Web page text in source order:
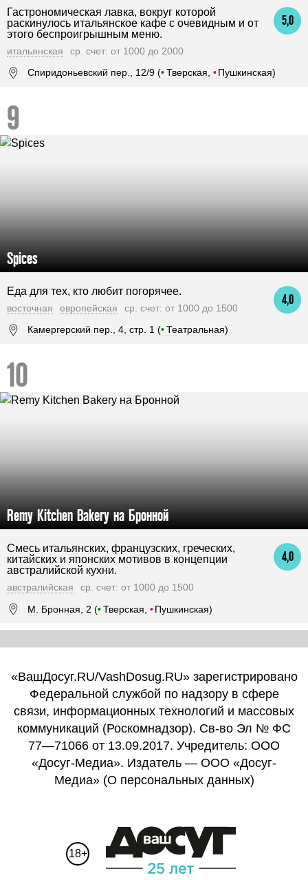
5,0
Гастрономическая лавка, вокруг которой
раскинулось итальянское кафе с очевидным и от
этого беспроигрышным меню.
итальянская
ср. счет: от 1000 до 2000
Спиридоньевский пер., 12/9 (•Тверская, • Пушкинская)
Spices
4,0
Еда для тех, кто любит погорячее.
восточная европейская
ср. счет: от 1000 до 1500
Камергерский пер., 4, стр. 1 (•Театральная)
Remy Kitchen Bakery на Бронной
4,0
Смесь итальянских, французских, греческих,
китайских и японских мотивов в концепции
австралийской кухни.
австралийская
ср. счет: от 1000 до 1500
М. Бронная, 2 (•Тверская, • Пушкинская)
«ВашДосуг.RU/VashDosug.RU» зарегистрировано
Федеральной службой по надзору в сфере
связи, информационных технологий и массовых
коммуникаций (Роскомнадзор). Св-во Эл № ФС
77—71066 от 13.09.2017. Учредитель: ООО
«Досуг-Медиа». Издатель — ООО «Досуг-
Медиа» (О персональных данных)
18+